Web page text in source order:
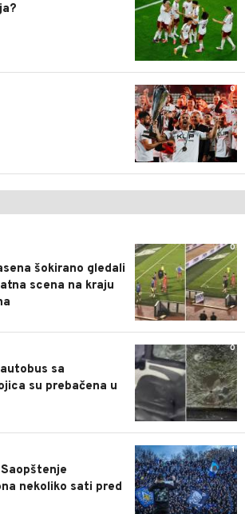
0
0
šokirano gledali
scena na kraju
0
sa
su prebačena u
1
nekoliko sati pred